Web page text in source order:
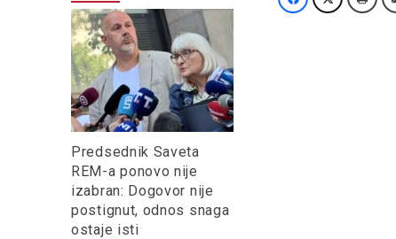
Predsednik Saveta
REM-a ponovo nije
izabran: Dogovor nije
postignut, odnos snaga
ostaje isti